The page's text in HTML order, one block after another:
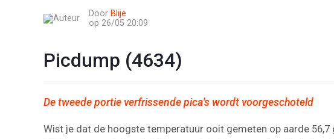
Door Blije
op 26/05 20:09
Picdump (4634)
De tweede portie verfrissende pica's wordt voorgeschoteld
Wist je dat de hoogste temperatuur ooit gemeten op aarde